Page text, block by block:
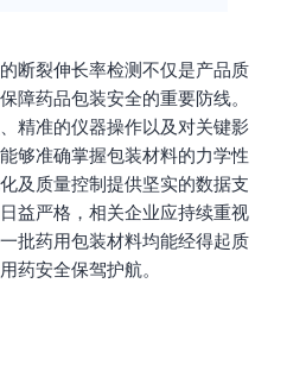
断裂伸长率检测不仅是产品质
障药品包装安全的重要防线。
精准的仪器操作以及对关键影
够准确掌握包装材料的力学性
及质量控制提供坚实的数据支
益严格，相关企业应持续重视
批药用包装材料均能经得起质
药安全保驾护航。